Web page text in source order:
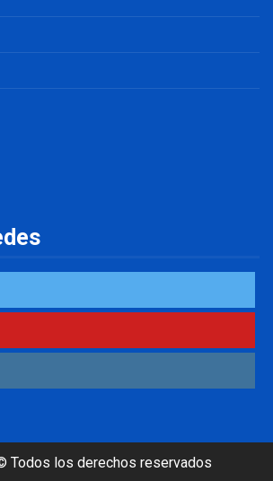
Todos los derechos reservados